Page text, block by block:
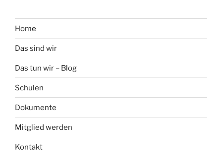
Home
Das sind wir
Das tun wir – Blog
Schulen
Dokumente
Mitglied werden
Kontakt